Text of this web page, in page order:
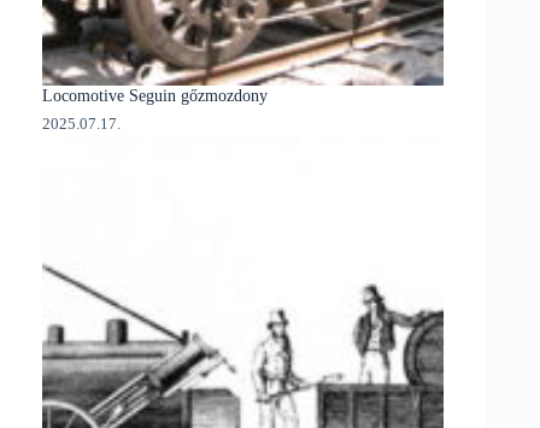
Locomotive Seguin gőzmozdony
2025.07.17.